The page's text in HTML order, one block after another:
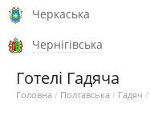
Черкаська
Чернігівська
Готелі Гадяча
Головна / Полтавська / Гадяч /